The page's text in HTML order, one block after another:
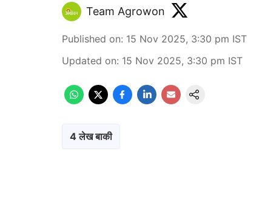
Team Agrowon
Published on: 15 Nov 2025, 3:30 pm IST
Updated on: 15 Nov 2025, 3:30 pm IST
4 लेख बाकी